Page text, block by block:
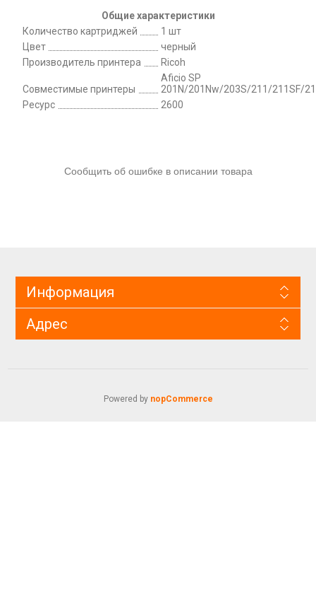
Общие характеристики
Количество картриджей
1 шт
Цвет
черный
Производитель принтера
Ricoh
Совместимые принтеры
Aficio SP
201N/201Nw/203S/211/211SF/
Ресурс
2600
Сообщить об ошибке в описании товара
Информация
Адрес
Powered by nopCommerce